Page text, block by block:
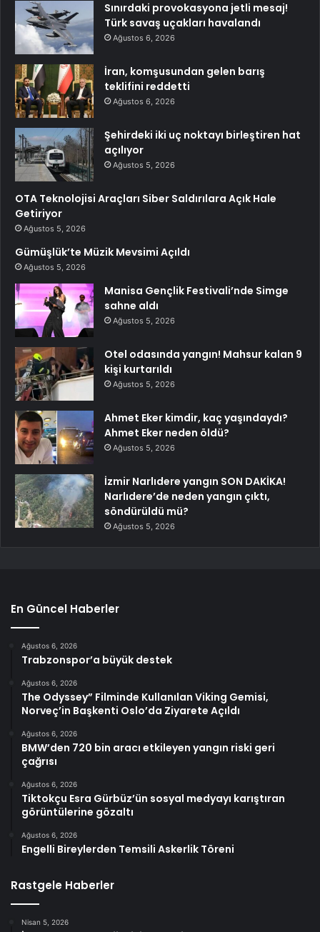
Sınırdaki provokasyona jetli mesaj!
Türk savaş uçakları havalandı
Ağustos 6, 2026
İran, komşusundan gelen barış
teklifini reddetti
Ağustos 6, 2026
Şehirdeki iki uç noktayı birleştiren hat
açılıyor
Ağustos 5, 2026
OTA Teknolojisi Araçları Siber Saldırılara Açık Hale
Getiriyor
Ağustos 5, 2026
Gümüşlük’te Müzik Mevsimi Açıldı
Ağustos 5, 2026
Manisa Gençlik Festivali’nde Simge
sahne aldı
Ağustos 5, 2026
Otel odasında yangın! Mahsur kalan 9
kişi kurtarıldı
Ağustos 5, 2026
Ahmet Eker kimdir, kaç yaşındaydı?
Ahmet Eker neden öldü?
Ağustos 5, 2026
İzmir Narlıdere yangın SON DAKİKA!
Narlıdere’de neden yangın çıktı,
söndürüldü mü?
Ağustos 5, 2026
En Güncel Haberler
Ağustos 6, 2026
Trabzonspor’a büyük destek
Ağustos 6, 2026
The Odyssey” Filminde Kullanılan Viking Gemisi,
Norveç’in Başkenti Oslo’da Ziyarete Açıldı
Ağustos 6, 2026
BMW’den 720 bin aracı etkileyen yangın riski geri
çağrısı
Ağustos 6, 2026
Tiktokçu Esra Gürbüz’ün sosyal medyayı karıştıran
görüntülerine gözaltı
Ağustos 6, 2026
Engelli Bireylerden Temsili Askerlik Töreni
Rastgele Haberler
Nisan 5, 2026